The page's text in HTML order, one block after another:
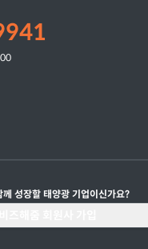
께 성장할 태양광 기업이신가요?